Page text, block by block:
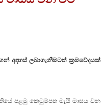
අදහස් ලබාගැනීමටත් ක්‍රමවේදයක්
පළමු කෙටුම්පත මැයි මාසය වන